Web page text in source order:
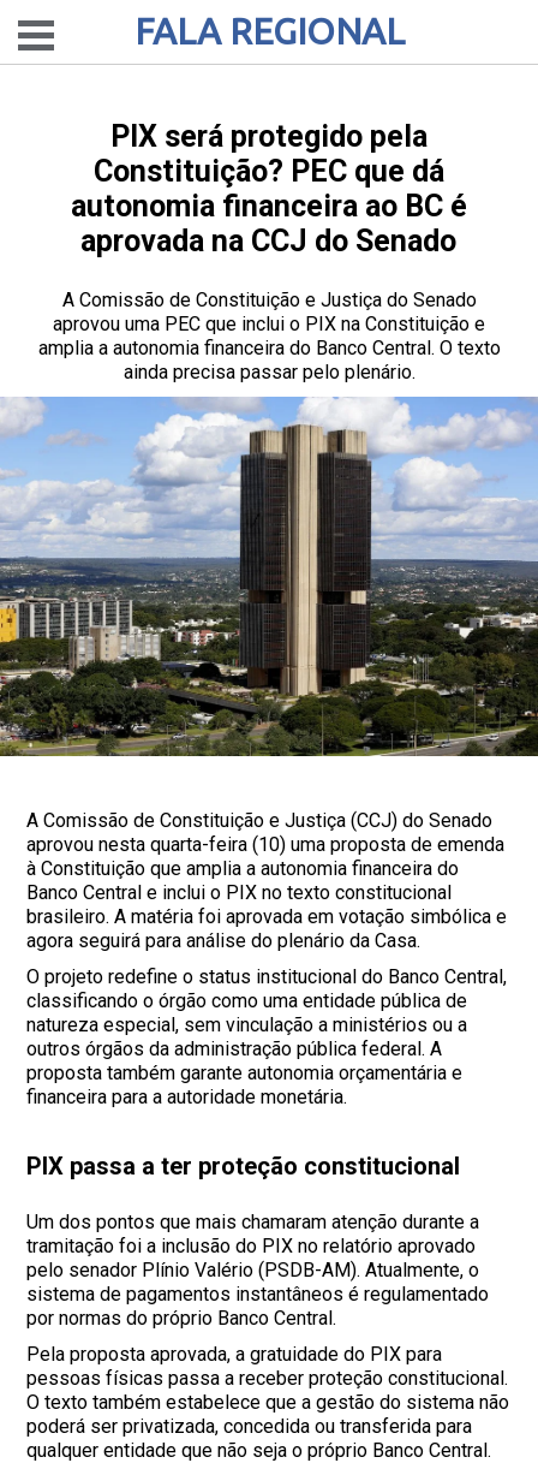
FALA REGIONAL
PIX será protegido pela
Constituição? PEC que dá
autonomia financeira ao BC é
aprovada na CCJ do Senado
A Comissão de Constituição e Justiça do Senado
aprovou uma PEC que inclui o PIX na Constituição e
amplia a autonomia financeira do Banco Central. O texto
ainda precisa passar pelo plenário.
A Comissão de Constituição e Justiça (CCJ) do Senado
aprovou nesta quarta-feira (10) uma proposta de emenda
à Constituição que amplia a autonomia financeira do
Banco Central e inclui o PIX no texto constitucional
brasileiro. A matéria foi aprovada em votação simbólica e
agora seguirá para análise do plenário da Casa.
O projeto redefine o status institucional do Banco Central,
classificando o órgão como uma entidade pública de
natureza especial, sem vinculação a ministérios ou a
outros órgãos da administração pública federal. A
proposta também garante autonomia orçamentária e
financeira para a autoridade monetária.
PIX passa a ter proteção constitucional
Um dos pontos que mais chamaram atenção durante a
tramitação foi a inclusão do PIX no relatório aprovado
pelo senador Plínio Valério (PSDB-AM). Atualmente, o
sistema de pagamentos instantâneos é regulamentado
por normas do próprio Banco Central.
Pela proposta aprovada, a gratuidade do PIX para
pessoas físicas passa a receber proteção constitucional.
O texto também estabelece que a gestão do sistema não
poderá ser privatizada, concedida ou transferida para
qualquer entidade que não seja o próprio Banco Central.